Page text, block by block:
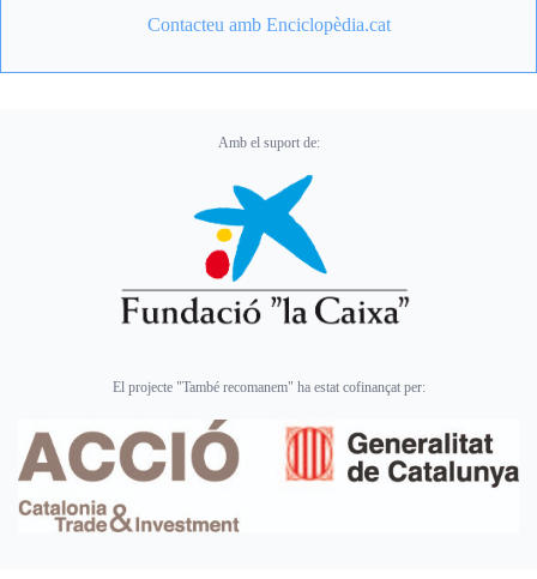
Contacteu amb Enciclopèdia.cat
Amb el suport de:
El projecte "També recomanem" ha estat cofinançat per: